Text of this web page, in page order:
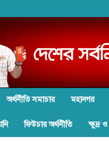
অর্থনীতি সমাচার মহানগর
ফিউচার অর্থনীতি ক্ষুদ্র